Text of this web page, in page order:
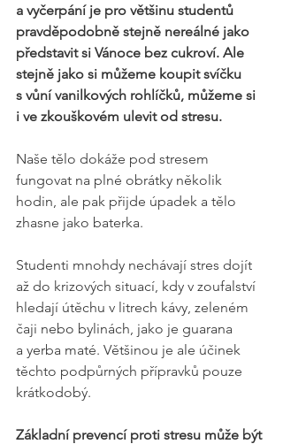
a vyčerpání je pro většinu studentů
pravděpodobně stejně nereálné jako
představit si Vánoce bez cukroví. Ale
stejně jako si můžeme koupit svíčku
s vůní vanilkových rohlíčků, můžeme si
i ve zkouškovém ulevit od stresu.
Naše tělo dokáže pod stresem
fungovat na plné obrátky několik
hodin, ale pak přijde úpadek a tělo
zhasne jako baterka.
Studenti mnohdy nechávají stres dojít
až do krizových situací, kdy v zoufalství
hledají útěchu v litrech kávy, zeleném
čaji nebo bylinách, jako je guarana
a yerba maté. Většinou je ale účinek
těchto podpůrných přípravků pouze
krátkodobý.
Základní prevencí proti stresu může být